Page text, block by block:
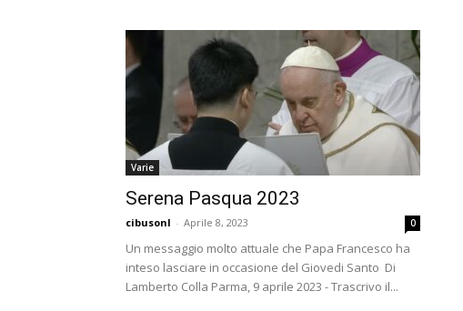
Varie
Serena Pasqua 2023
cibusonl - Aprile 8, 2023 0
Un messaggio molto attuale che Papa Francesco ha
inteso lasciare in occasione del Giovedi Santo Di
Lamberto Colla Parma, 9 aprile 2023 - Trascrivo il...